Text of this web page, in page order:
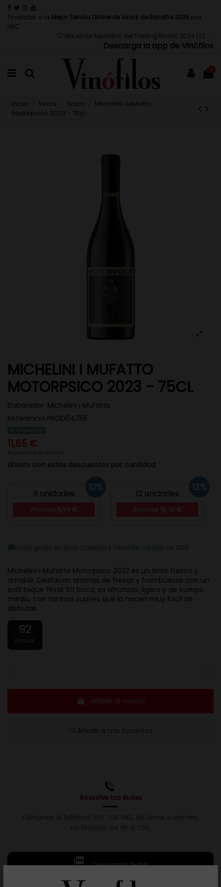
Finalistas a la Mejor Tienda Online de Vinos de España 2025 por
IWC
Mis vinos favoritos del Tasting Room 2024 (0 )
Descarga la app de Vinófilos
0
Inicio Vinos Tintos
Michelini i Mufatto
Motorpsico 2023 - 75cl
MICHELINI I MUFATTO
MOTORPSICO 2023 - 75CL
Elaborador: Michelini i Mufatto
Referencia PROD04755
11,65 €
Impuestos incluidos
Ahorra con estos descuentos por cantidad
6 unidades
10%
12 unidades
12%
Michelini i Mufatto Motorpsico 2022 es un tinto fresco y
amable. Destacan aromas de fresas y frambuesas con un
sutil toque floral. En boca, es afrutado, ligero y de cuerpo
medio, con taninos suaves que lo hacen muy fácil de
disfrutar.
92
Añadir al carrito
Resuelve tus dudas
 Descargar ficha